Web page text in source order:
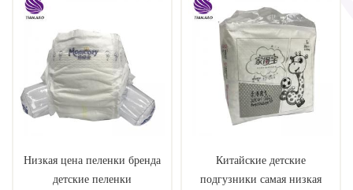
Низкая цена пеленки бренда
детские пеленки
Китайские детские
подгузники самая низкая